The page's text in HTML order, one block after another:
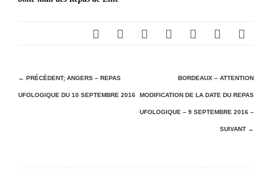
N
a
← PRÉCÉDENT; ANGERS – REPAS
UFOLOGIQUE DU 10 SEPTEMBRE 2016
BORDEAUX – ATTENTION
MODIFICATION DE LA DATE DU REPAS
UFOLOGIQUE – 9 SEPTEMBRE 2016 –
SUIVANT →